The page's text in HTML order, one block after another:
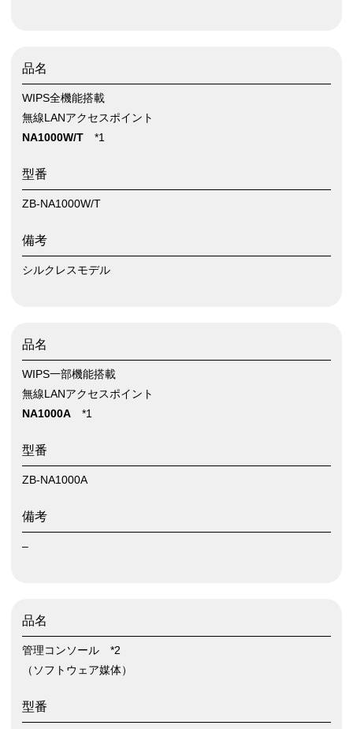
品名
WIPS全機能搭載
無線LANアクセスポイント
NA1000W/T *1
型番
ZB-NA1000W/T
備考
シルクレスモデル
品名
WIPS一部機能搭載
無線LANアクセスポイント
NA1000A *1
型番
ZB-NA1000A
備考
–
品名
管理コンソール *2
（ソフトウェア媒体）
型番